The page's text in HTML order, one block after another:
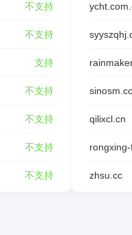
不支持
不支持
支持
不支持
不支持
不支持
不支持
qilixcl.cn
zhsu.cc